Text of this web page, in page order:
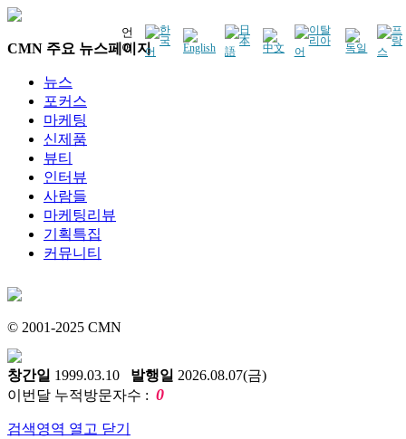
언
어
CMN 주요 뉴스페이지
뉴스
포커스
마케팅
신제품
뷰티
인터뷰
사람들
마케팅리뷰
기획특집
커뮤니티
© 2001-2025 CMN
창간일 1999.03.10 발행일 2026.08.07(금)
이번달 누적방문자수 : 0
검색영역 열고 닫기